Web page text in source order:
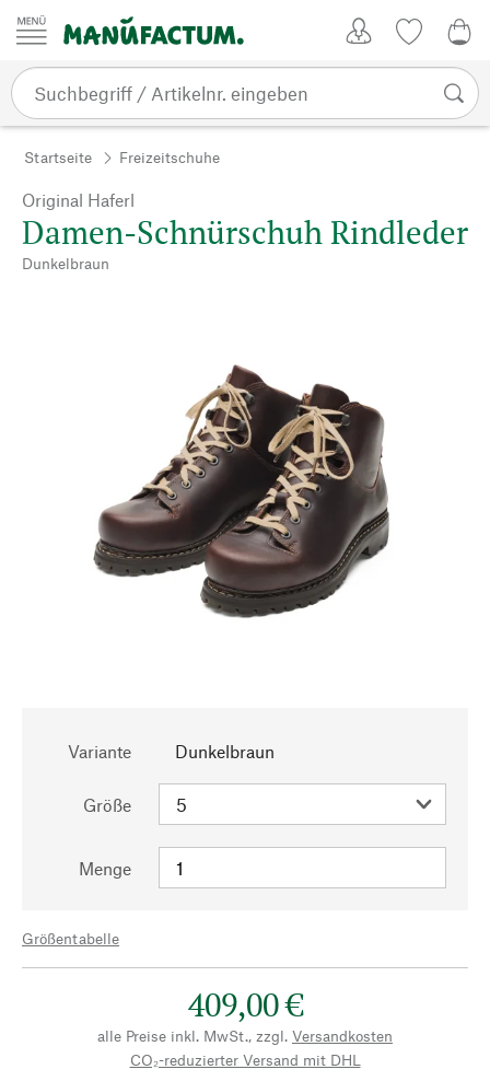
Zum Inhalt springen
Startseite Freizeitschuhe
Original Haferl
Damen-Schnürschuh Rindleder
Dunkelbraun
Variante Dunkelbraun
Größe
Menge
Größentabelle
409,00 €
alle Preise inkl. MwSt., zzgl. Versandkosten
CO₂-reduzierter Versand mit DHL